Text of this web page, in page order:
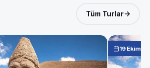
Tüm Turlar
19 Ekim